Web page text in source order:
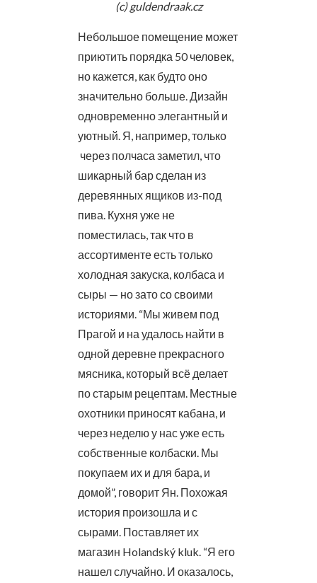
(c) guldendraak.cz
Небольшое помещение может
приютить порядка 50 человек,
но кажется, как будто оно
значительно больше. Дизайн
одновременно элегантный и
уютный. Я, например, только
через полчаса заметил, что
шикарный бар сделан из
деревянных ящиков из-под
пива. Кухня уже не
поместилась, так что в
ассортименте есть только
холодная закуска, колбаса и
сыры — но зато со своими
историями. “Мы живем под
Прагой и на удалось найти в
одной деревне прекрасного
мясника, который всё делает
по старым рецептам. Местные
охотники приносят кабана, и
через неделю у нас уже есть
собственные колбаски. Мы
покупаем их и для бара, и
домой”, говорит Ян. Похожая
история произошла и с
сырами. Поставляет их
магазин Holandský kluk. “Я его
нашел случайно. И оказалось,